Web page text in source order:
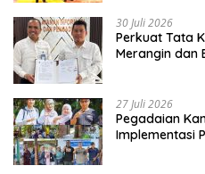
30 Juli 2026
Perkuat Tata
Merangin dan
27 Juli 2026
Pegadaian
Implementasi